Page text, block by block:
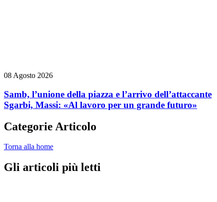
08 Agosto 2026
Samb, l’unione della piazza e l’arrivo dell’attaccante
Sgarbi, Massi: «Al lavoro per un grande futuro»
Categorie Articolo
Torna alla home
Gli articoli più letti